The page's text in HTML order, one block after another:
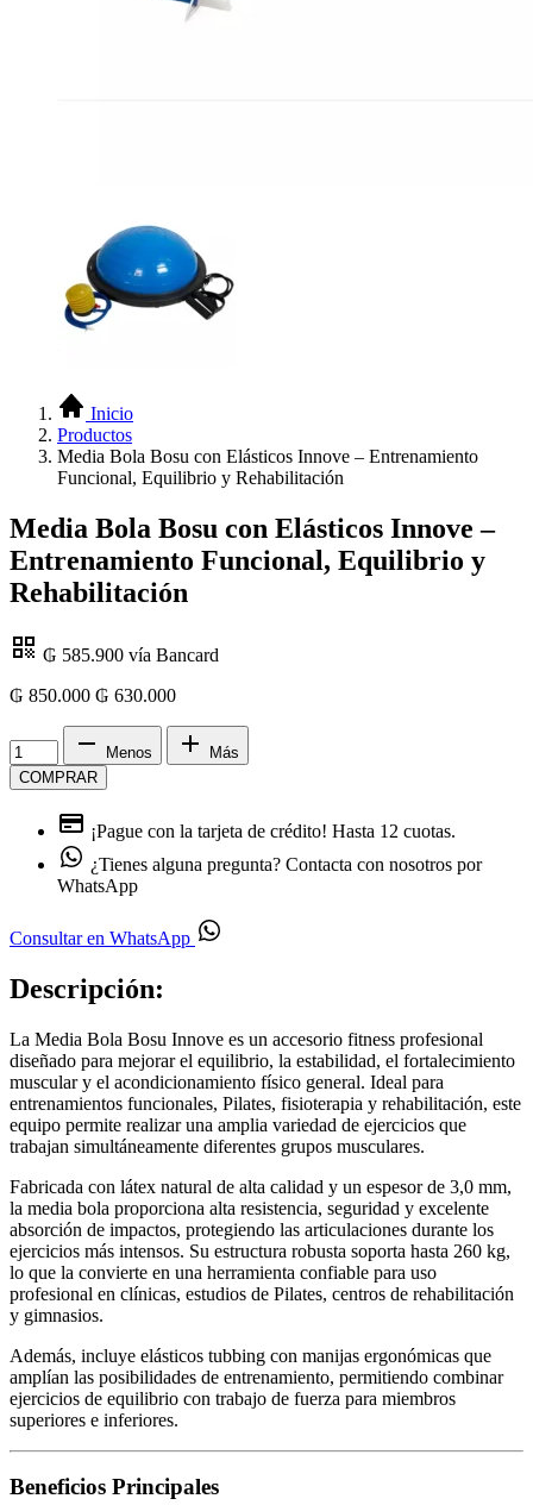
Inicio
Productos
Media Bola Bosu con Elásticos Innove – Entrenamiento
Funcional, Equilibrio y Rehabilitación
Media Bola Bosu con Elásticos Innove –
Entrenamiento Funcional, Equilibrio y
Rehabilitación
₲ 585.900 vía Bancard
₲ 850.000 ₲ 630.000
Menos
Más
COMPRAR
¡Pague con la tarjeta de crédito! Hasta 12 cuotas.
¿Tienes alguna pregunta? Contacta con nosotros por
WhatsApp
Consultar en WhatsApp
Descripción:
La Media Bola Bosu Innove es un accesorio fitness profesional
diseñado para mejorar el equilibrio, la estabilidad, el fortalecimiento
muscular y el acondicionamiento físico general. Ideal para
entrenamientos funcionales, Pilates, fisioterapia y rehabilitación, este
equipo permite realizar una amplia variedad de ejercicios que
trabajan simultáneamente diferentes grupos musculares.
Fabricada con látex natural de alta calidad y un espesor de 3,0 mm,
la media bola proporciona alta resistencia, seguridad y excelente
absorción de impactos, protegiendo las articulaciones durante los
ejercicios más intensos. Su estructura robusta soporta hasta 260 kg,
lo que la convierte en una herramienta confiable para uso
profesional en clínicas, estudios de Pilates, centros de rehabilitación
y gimnasios.
Además, incluye elásticos tubbing con manijas ergonómicas que
amplían las posibilidades de entrenamiento, permitiendo combinar
ejercicios de equilibrio con trabajo de fuerza para miembros
superiores e inferiores.
Beneficios Principales